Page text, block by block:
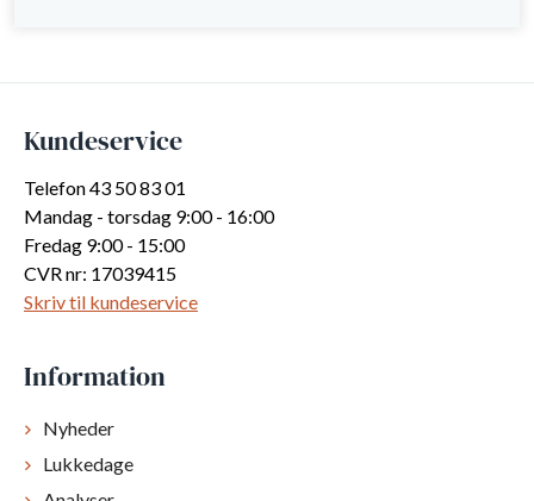
Kundeservice
Telefon 43 50 83 01
Mandag - torsdag 9:00 - 16:00
Fredag 9:00 - 15:00
CVR nr: 17039415
Skriv til kundeservice
Information
Nyheder
Lukkedage